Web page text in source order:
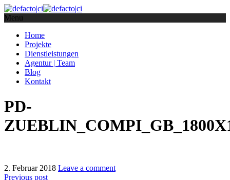
Menu
Home
Projekte
Dienstleistungen
Agentur | Team
Blog
Kontakt
PD-
2. Februar 2018 Leave a comment
Previous post